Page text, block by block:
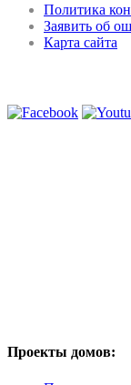
Политика
Заявить об
Карта сайта
Проекты домов: